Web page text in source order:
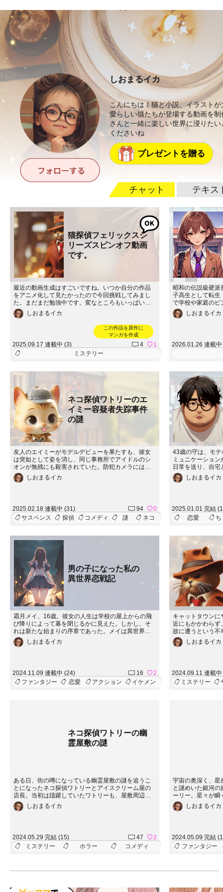
しおまるイカ
こんにちは！猫と小説、イラスト
愛らしい猫たちが登場する動画を
さんと一緒に楽しい世界に浸りた
くださいね
プレゼントを贈る
チャット テキス
猫探偵フェリックスシ
リーズスピンオフ動画
です。
最近の動画生成はすごいですね。いつか自分の作品
をアニメ化して見たかったので今回挑戦してみまし
た。まだまだ勉強中です。変なところもいっぱいあ
るけど試行錯誤で作ってみましたので。ぜひご覧く
ださい。使ったのはGooglestudioのveoです。
しおまるイカ
この作品を原作に
マンガを作成
2025.09.17 連載中 (3) 4
1
ミステリー
昭和の伝説級硬派
子高生として転生
で学校や家庭のピ
カーン…!? SNSい
殴り込み!? 笑い
しおまるイカ
2026.01.26 連載
ネコ探偵ワトリーのエ
イミー容疑者失踪事件
の謎
友人のエイミーがモデルデビューを果たすも、彼女
は突如として姿を消し、同じ事務所でアイドルのシ
オンが無残にも殺害されていた。防犯カメラにはエ
イミーが現場から慌てて立ち去る姿が映り、彼女に
殺人の疑いがかかる。エイミーの無実を信じるワト
しおまるイカ
2025.02.18 連載中 (31) 94
0
サスペンス
探偵 コメディ 謎 ネコ
43歳の守は、モ
ミュニケーショ
日常を送り、自
過ごしている。彼
良ちゃんの存在。
を耳にする。彼
そのゲームに挑戦
は何でもありの
を通じて、守は次
直し、少しずつ
ちゃんと心を通
彼の日常に訪れ
成長物語が、あ
方を、ぜひ見守
しおまるイカ
2025.01.01 完結
恋愛
ち
男の子になった私の
異世界恋戦記
霜月メイ、16歳。彼女の人生は学校の屋上からの飛
び降りによって幕を閉じるかに見えた。しかし、そ
れは新たな始まりの序章であった。メイは異世界
で、男の子として目を覚ます。彼女はそこで魔獣を
討伐する軍に加わることになる。新たな世界で出会
見つけていく。
しおまるイカ
2024.11.09 連載中 (24) 16
2
ファンタジー
恋愛 アクション イケメン
キャットタウンに
近にもかかわらず
故に遭うという不
ョセフは、フェリ
る。一見すると単
のすら揺らぐよ
く。友情と裏切り
して彼らは無事
しおまるイカ
2024.09.11 連載
ミステリー
ネコ探偵ワトリーの幽
霊屋敷の謎
ある日、街の噂になっている幽霊屋敷の謎を追うこ
とになったネコ探偵ワトリーとアイスクリーム屋の
店長。当初は躊躇していたワトリーも、屋敷周辺で
頻発する不可解な火事に興味を持ち、真相解明へと
乗り出す。好奇心旺盛なワトリーは、街の噂に隠さ
しおまるイカ
2024.05.29 完結 (15) 47
2
ミステリー
ホラー コメディ
宇宙の奥深く、星
と謎めいた銀河
ーリー。星々が瞬
の猫、ハルは未知
の秘密を解き明か
しおまるイカ
2024.05.09 完結
ファンタジー